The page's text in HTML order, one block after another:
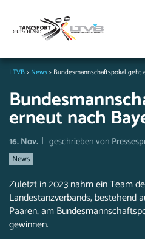
LTVB> News> Bundesmannschaftspokal geht
erneut nach
16. Nov. | geschrieben von
News
Zuletzt in 2023 nahm ein Team
Landestanzverbands, bestehend
Paaren, am
gewinnen.